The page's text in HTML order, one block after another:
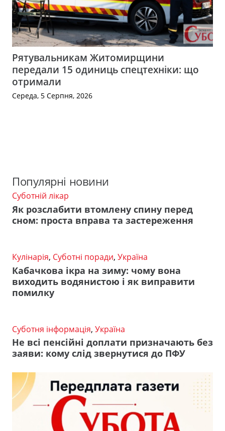
Рятувальникам Житомирщини
передали 15 одиниць спецтехніки: що
отримали
Середа, 5 Серпня, 2026
Популярні новини
Суботній лікар
Як розслабити втомлену спину перед
сном: проста вправа та застереження
Кулінарія, Суботні поради, Україна
Кабачкова ікра на зиму: чому вона
виходить водянистою і як виправити
помилку
Суботня інформація, Україна
Не всі пенсійні доплати призначають без
заяви: кому слід звернутися до ПФУ